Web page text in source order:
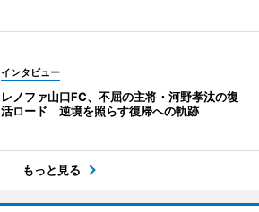
インタビュー
レノファ山口FC、不屈の主将・河野孝汰の復
活ロード 逆境を照らす復帰への軌跡
もっと見る